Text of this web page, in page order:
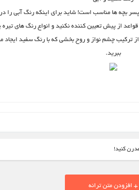
پسر بچه ها مناسب است! شاید برای اینکه رنگ آبی را
از پیش تعیین کننده نکنید و انواع رنگ های
از ترکیب چشم نواز و روح بخشی که با رنگ سفید ایجاد
ببرید.
کنید!
+ افزودن متن ترانه